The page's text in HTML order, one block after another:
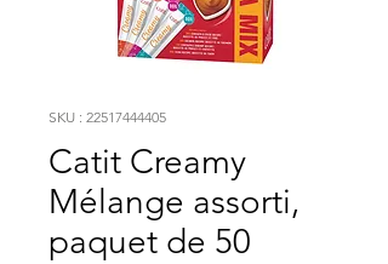
SKU : 22517444405
Catit Creamy
Mélange assorti,
paquet de 50